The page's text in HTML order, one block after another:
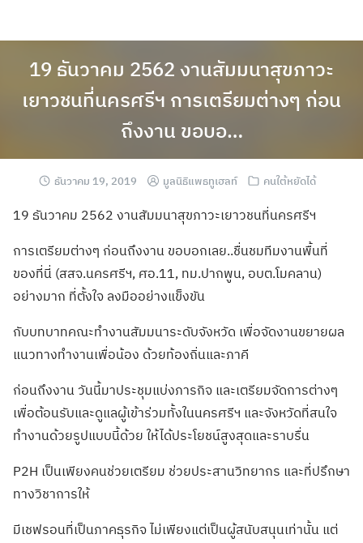
19 ธันวาคม 2562 งานสัมมนาสุขภาวะ
เยาวชนที่นครศรีฯ การเตรียมต่างๆ ก่อน
ถึงงาน ขอบอ…
ธันวาคม 19, 2019 มูลนิธิแพธทูเฮลท์ คนใต้หยัดได้
19 ธันวาคม 2562 งานสัมมนาสุขภาวะเยาวชนที่นครศรีฯ
การเตรียมต่างๆ ก่อนถึงงาน ขอบอกเลย..ชื่นชมทีมงานพื้นที่
ของที่นี่ (สสจ.นครศรีฯ, ศอ.11, ทม.ปากพูน, อบต.โมคลาน)
อย่างมาก ที่ตั้งใจ ลงมืออย่างแข็งขัน
กับบทบาทคณะทำงานสัมมนาระดับจังหวัด เพื่อจัดงานขยายผล
แนวทางทำงานเพื่อน้อง ด้วยท้องถิ่นและภาคี
ก่อนถึงงาน วันนี้มาประชุมแบ่งภารกิจ และเตรียมจัดการต่างๆ
เพื่อต้อนรับและดูแลผู้เข้าร่วมทั้งในนครศรีฯ และจังหวัดที่สนใจ
ทำงานด้วยรูปแบบนี้ด้วย ให้ได้ประโยชน์สูงสุดและราบรื่น
P2H เป็นเพียงคนช่วยเตรียม ช่วยประสานวิทยากร และที่ปรึกษา
ทางวิชาการให้
มีเชฟรอนที่เป็นภาคธุรกิจ ไม่เพียงแต่เป็นผู้สนับสนุนเท่านั้น แต่